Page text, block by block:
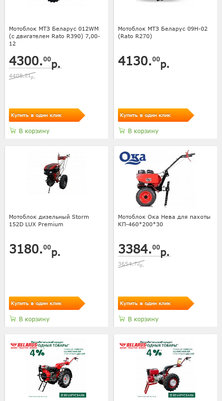
Мотоблок МТЗ Беларус 012WM
(с двигателем Rato R390) 7,00-
12
4300.00р.
4408.21р.
Купить в один клик
В корзину
Мотоблок МТЗ Беларус 09Н-02
(Rato R270)
4130.00р.
Купить в один клик
В корзину
Мотоблок дизельный Storm
152D LUX Premium
3180.00р.
Купить в один клик
В корзину
Мотоблок Ока Нева для пахоты
КП-460*200*30
3384.00р.
3654.72р.
Купить в один клик
В корзину